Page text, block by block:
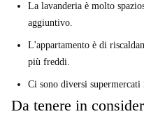
La lavanderia è molto
aggiuntivo.
L'appartamento è di
più freddi.
Ci sono diversi
Da tenere in